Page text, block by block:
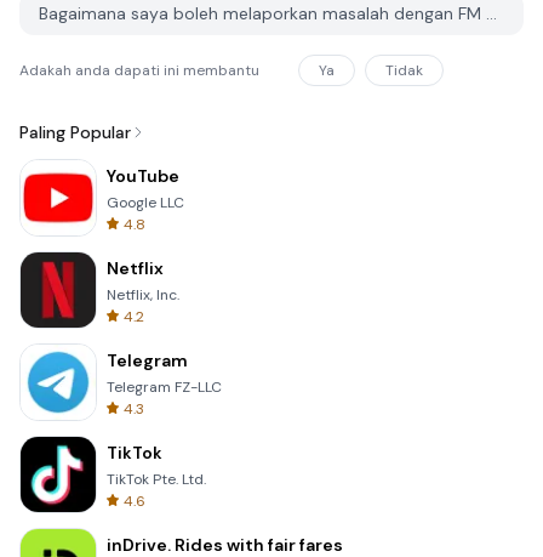
Bagaimana saya boleh melaporkan masalah dengan FM Radio, Live FM, Live radio di PGYER APK HUB?
Adakah anda dapati ini membantu Ya Tidak
Paling Popular
YouTube
Google LLC
4.8
Netflix
Netflix, Inc.
4.2
Telegram
Telegram FZ-LLC
4.3
TikTok
TikTok Pte. Ltd.
4.6
inDrive. Rides with fair fares